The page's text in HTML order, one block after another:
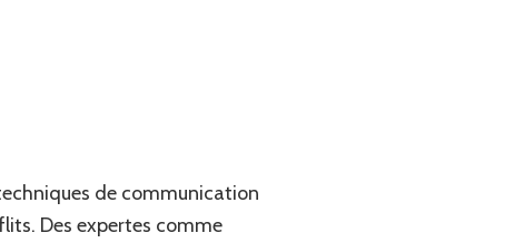
de communication
Des expertes comme